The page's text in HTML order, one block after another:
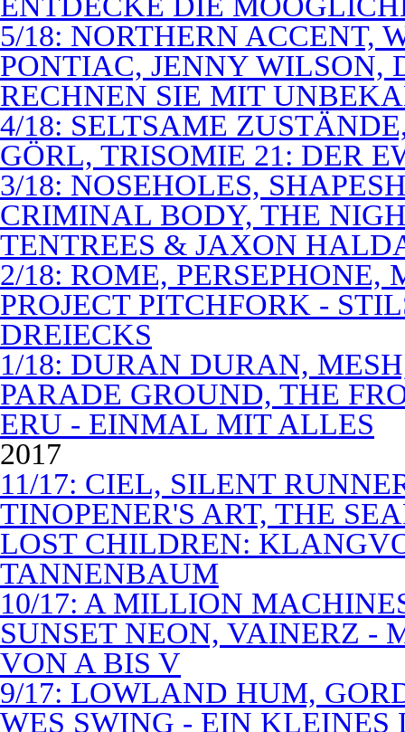
5/18: NORTHERN ACCENT,
PONTIAC, JENNY WILSON,
RECHNEN SIE MIT
4/18: SELTSAME
GÖRL, TRISOMIE 21: DER
3/18: NOSEHOLES,
CRIMINAL BODY, THE
TENTREES & JAXON
2/18: ROME,
PROJECT PITCHFORK -
DREIECKS
1/18: DURAN DURAN,
PARADE GROUND, THE
ERU - EINMAL MIT ALLES
2017
11/17: CIEL, SILENT
TINOPENER'S ART, THE
LOST CHILDREN:
TANNENBAUM
10/17: A MILLION
SUNSET NEON, VAINERZ -
VON A BIS V
9/17: LOWLAND HUM,
WES SWING - EIN KLEINES